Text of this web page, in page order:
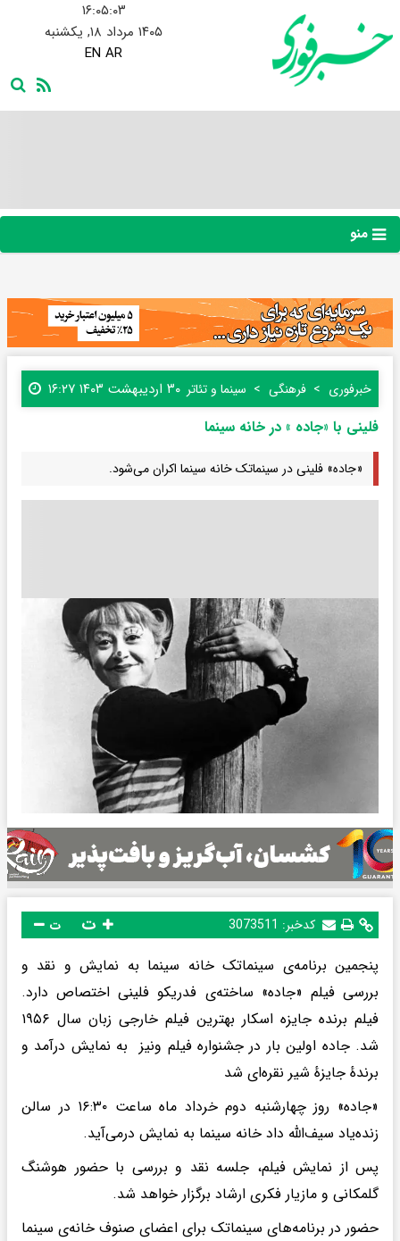
۱۶:۰۵:۰۳
۱۴۰۵ مرداد ۱۸, یکشنبه
EN AR
منو
خبرفوری فرهنگی سینما و تئاتر ۳۰ اردیبهشت ۱۴۰۳ ۱۶:۲۷
فلینی با «جاده » در خانه سینما
«جاده» فلینی در سینماتک خانه سینما اکران می‌شود.
کدخبر: 3073511 ت
پنجمین برنامه‌ی سینماتک خانه سینما به نمایش و نقد و
بررسی فیلم «جاده» ساخته‌ی فدریکو فلینی اختصاص دارد.
فیلم برنده جایزه اسکار بهترین فیلم خارجی زبان سال ۱۹۵۶
شد. جاده اولین بار در جشنواره فیلم ونیز به نمایش درآمد و
برندهٔ جایزهٔ شیر نقره‌ای شد
«جاده» روز چهارشنبه دوم خرداد ماه ساعت ۱۶:۳۰ در سالن
زنده‌یاد سیف‌الله داد خانه سینما به نمایش درمی‌آید.
پس از نمایش فیلم، جلسه نقد و بررسی با حضور هوشنگ
گلمکانی و مازیار فکری ارشاد برگزار خواهد شد.
حضور در برنامه‌های سینماتک برای اعضای صنوف خانه‌ی سینما